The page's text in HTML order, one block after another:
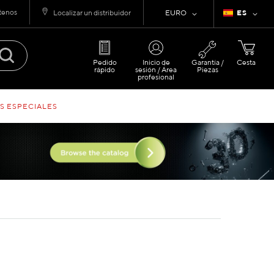
Lenguaje
ES
Moneda
EURO
Localizar un distribuidor
Cesta
Pedido
rápido
Inicio de
sesión / Área
profesional
Garantía /
Piezas
ESPECIALES